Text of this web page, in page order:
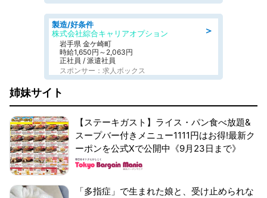
＞
製造/好条件
株式会社綜合キャリアオプション
岩手県 金ケ崎町
時給1,650円～2,063円
正社員 / 派遣社員
スポンサー：求人ボックス
姉妹サイト
【ステーキガスト】ライス・パン食べ放題&
スープバー付きメニュー1111円はお得!最新ク
ーポンを公式Xで公開中《9月23日まで》
「多指症」で生まれた娘と、受け止められな